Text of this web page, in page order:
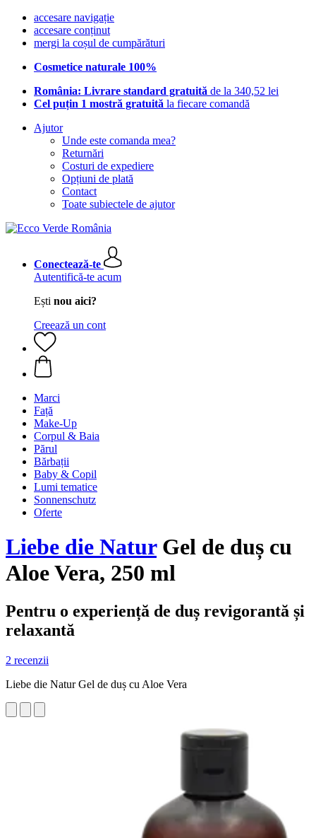
accesare navigație
accesare conținut
mergi la coșul de cumpărături
Cosmetice naturale 100%
România: Livrare standard gratuită de la 340,52 lei
Cel puțin 1 mostră gratuită la fiecare comandă
Ajutor
Unde este comanda mea?
Returnări
Costuri de expediere
Opțiuni de plată
Contact
Toate subiectele de ajutor
Conectează-te
Autentifică-te acum
Ești nou aici?
Creează un cont
Marci
Față
Make-Up
Corpul & Baia
Părul
Bărbații
Baby & Copil
Lumi tematice
Sonnenschutz
Oferte
Liebe die NaturGel de duș cu
Aloe Vera, 250 ml
Pentru o experiență de duș revigorantă și
relaxantă
2 recenzii
Liebe die Natur Gel de duș cu Aloe Vera